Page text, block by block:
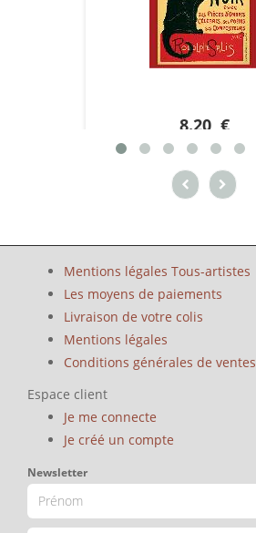
8.20 €
Mentions légales Tous-artistes
Les moyens de paiements
Livraison de votre colis
Mentions légales
Conditions générales de ventes
Espace client
Je me connecte
Je créé un compte
Newsletter